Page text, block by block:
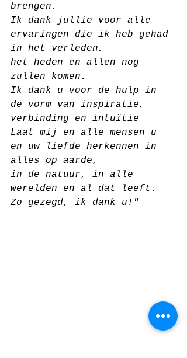
brengen.
Ik dank jullie voor alle
ervaringen die ik heb gehad
in het verleden,
het heden en allen nog
zullen komen.
Ik dank u voor de hulp in
de vorm van inspiratie,
verbinding en intuïtie
Laat mij en alle mensen u
en uw liefde herkennen in
alles op aarde,
in de natuur, in alle
werelden en al dat leeft.
Zo gezegd, ik dank u!"